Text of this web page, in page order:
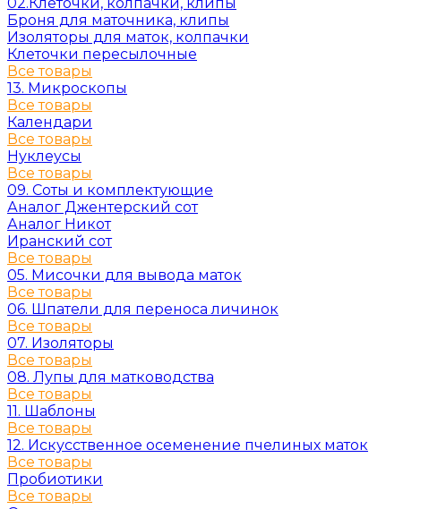
Броня для маточника, клипы
Изоляторы для маток, колпачки
Клеточки пересылочные
Все товары
13. Микроскопы
Все товары
Календари
Все товары
Нуклеусы
Все товары
09. Соты и комплектующие
Аналог Джентерский сот
Аналог Никот
Иранский сот
Все товары
05. Мисочки для вывода маток
Все товары
06. Шпатели для переноса личинок
Все товары
07. Изоляторы
Все товары
08. Лупы для матководства
Все товары
11. Шаблоны
Все товары
12. Искусственное осеменение пчелиных маток
Все товары
Пробиотики
Все товары